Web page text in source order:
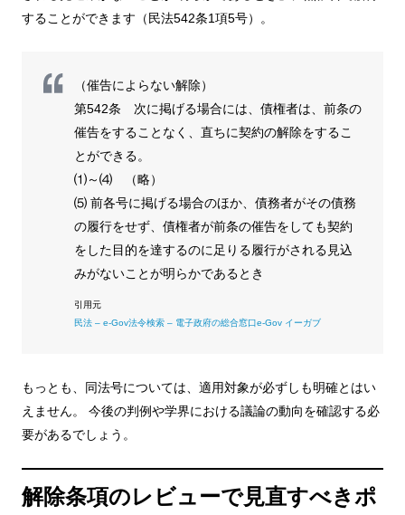
することができます（民法542条1項5号）。
（催告によらない解除）
第542条 次に掲げる場合には、債権者は、前条の
催告をすることなく、直ちに契約の解除をするこ
とができる。
⑴～⑷ （略）
⑸ 前各号に掲げる場合のほか、債務者がその債務
の履行をせず、債権者が前条の催告をしても契約
をした目的を達するのに足りる履行がされる見込
みがないことが明らかであるとき
民法 – e-Gov法令検索 – 電子政府の総合窓口e-Gov イーガブ
もっとも、同法号については、適用対象が必ずしも明確とはい
えません。 今後の判例や学界における議論の動向を確認する必
要があるでしょう。
解除条項のレビューで見直すべきポ